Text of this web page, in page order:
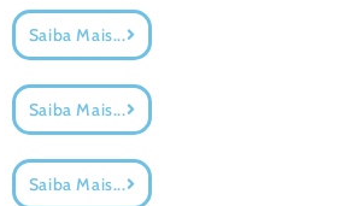
Saiba Mais...
Saiba Mais...
Saiba Mais...